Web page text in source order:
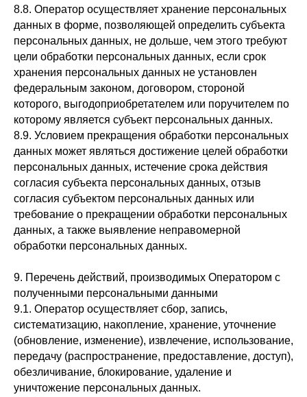
8.8. Оператор осуществляет хранение персональных
данных в форме, позволяющей определить субъекта
персональных данных, не дольше, чем этого требуют
цели обработки персональных данных, если срок
хранения персональных данных не установлен
федеральным законом, договором, стороной
которого, выгодоприобретателем или поручителем по
которому является субъект персональных данных.
8.9. Условием прекращения обработки персональных
данных может являться достижение целей обработки
персональных данных, истечение срока действия
согласия субъекта персональных данных, отзыв
согласия субъектом персональных данных или
требование о прекращении обработки персональных
данных, а также выявление неправомерной
обработки персональных данных.
9. Перечень действий, производимых Оператором с
полученными персональными данными
9.1. Оператор осуществляет сбор, запись,
систематизацию, накопление, хранение, уточнение
(обновление, изменение), извлечение, использование,
передачу (распространение, предоставление, доступ),
обезличивание, блокирование, удаление и
уничтожение персональных данных.